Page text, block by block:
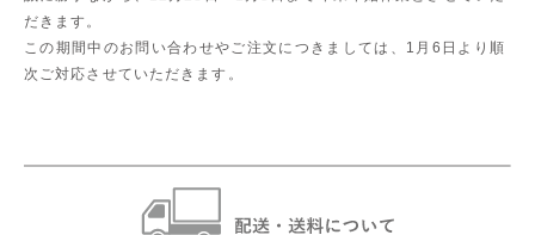
だきます。
この期間中のお問い合わせやご注文につきましては、1月6日より順
次ご対応させていただきます。